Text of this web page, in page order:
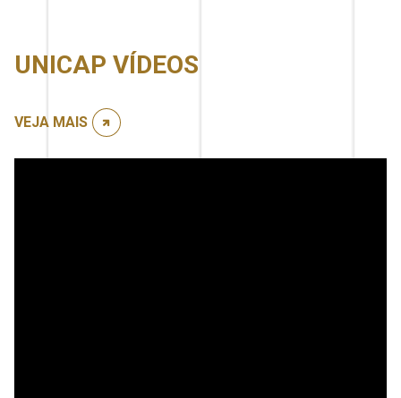
UNICAP VÍDEOS
VEJA MAIS